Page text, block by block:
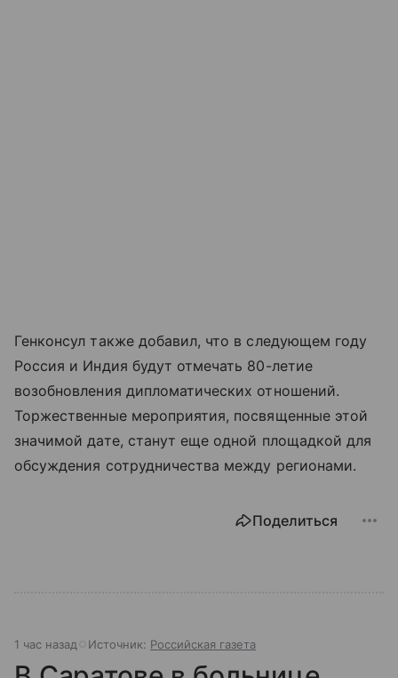
Генконсул также добавил, что в следующем году
Россия и Индия будут отмечать 80-летие
возобновления дипломатических отношений.
Торжественные мероприятия, посвященные этой
значимой дате, станут еще одной площадкой для
обсуждения сотрудничества между регионами.
Поделиться
1 час назад Источник: Российская газета